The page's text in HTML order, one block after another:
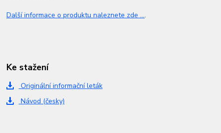
Další informace o produktu naleznete zde ....
Ke stažení
Originální informační leták
Návod (česky)